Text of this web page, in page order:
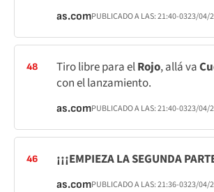
as.comPUBLICADO A LAS:21:40-0323/04/
48 Tiro libre para elRojo, allá va
con el lanzamiento.
as.comPUBLICADO A LAS:21:40-0323/04/
46 ¡¡¡EMPIEZA LA SEGUNDA
as.comPUBLICADO A LAS:21:36-0323/04/